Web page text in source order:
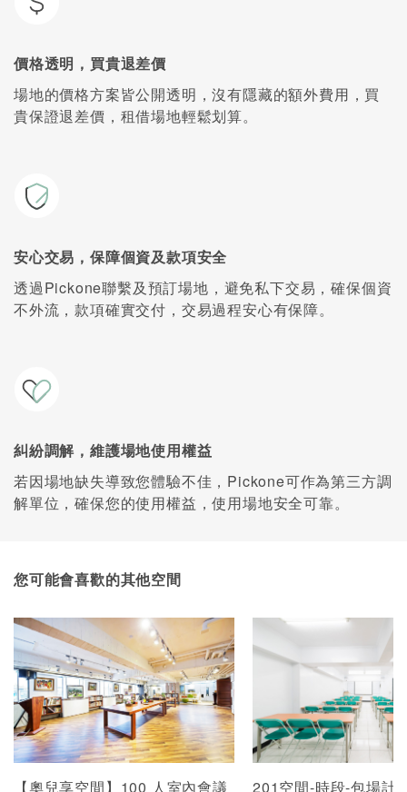
價格透明，買貴退差價
場地的價格方案皆公開透明，沒有隱藏的額外費用，買
貴保證退差價，租借場地輕鬆划算。
安心交易，保障個資及款項安全
透過Pickone聯繫及預訂場地，避免私下交易，確保個資
不外流，款項確實交付，交易過程安心有保障。
糾紛調解，維護場地使用權益
若因場地缺失導致您體驗不佳，Pickone可作為第三方調
解單位，確保您的使用權益，使用場地安全可靠。
您可能會喜歡的其他空間
【奧兒享空間】100 人室內會議 201空間-時段-包場計